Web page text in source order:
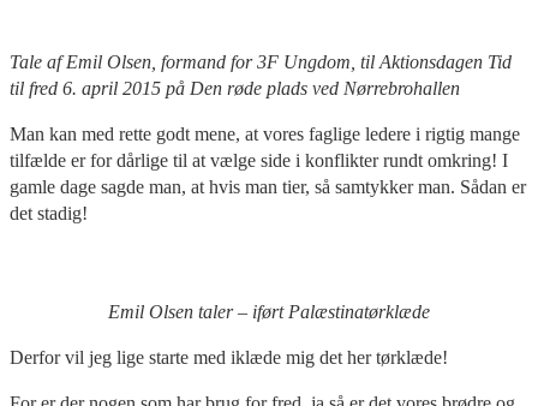
Tale af Emil Olsen, formand for 3F Ungdom, til Aktionsdagen Tid
til fred 6. april 2015 på Den røde plads ved Nørrebrohallen
Man kan med rette godt mene, at vores faglige ledere i rigtig mange
tilfælde er for dårlige til at vælge side i konflikter rundt omkring! I
gamle dage sagde man, at hvis man tier, så samtykker man. Sådan er
det stadig!
Emil Olsen taler – iført Palæstinatørklæde
Derfor vil jeg lige starte med iklæde mig det her tørklæde!